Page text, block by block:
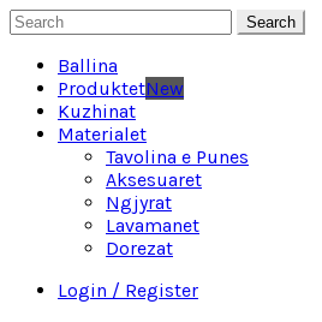
Search
Ballina
ProduktetNew
Kuzhinat
Materialet
Tavolina e Punes
Aksesuaret
Ngjyrat
Lavamanet
Dorezat
Login / Register